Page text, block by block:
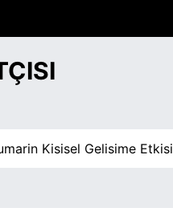
Kisisel Gelisime Etkisi |